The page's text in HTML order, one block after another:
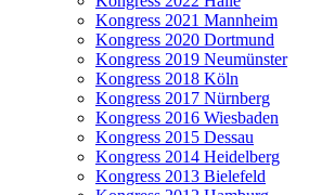
Kongress 2021 Mannheim
Kongress 2020 Dortmund
Kongress 2019 Neumünster
Kongress 2018 Köln
Kongress 2017 Nürnberg
Kongress 2016 Wiesbaden
Kongress 2015 Dessau
Kongress 2014 Heidelberg
Kongress 2013 Bielefeld